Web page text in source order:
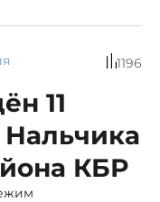
1196
11
Нальчика
КБР